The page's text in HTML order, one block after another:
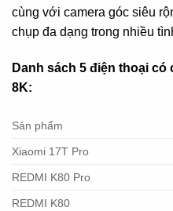
cùng với camera góc siêu
chụp đa dạng trong nhiều
Danh sách 5 điện thoại có
8K:
Sản phẩm
Xiaomi 17T Pro
REDMI K80 Pro
REDMI K80